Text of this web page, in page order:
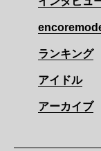
ランキング
アイドル
アーカイブ